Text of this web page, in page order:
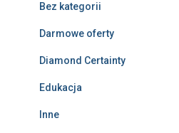
Bez kategorii
Darmowe oferty
Diamond Certainty
Edukacja
Inne